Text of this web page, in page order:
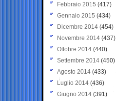
Febbraio 2015 (417)
Gennaio 2015 (434)
Dicembre 2014 (454)
Novembre 2014 (437)
Ottobre 2014 (440)
Settembre 2014 (450)
Agosto 2014 (433)
Luglio 2014 (436)
Giugno 2014 (391)